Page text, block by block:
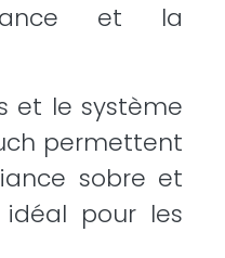
et la
et le système
permettent
sobre et
pour les